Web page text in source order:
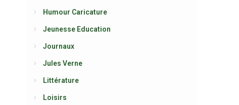
Humour Caricature
Jeunesse Education
Journaux
Jules Verne
Littérature
Loisirs